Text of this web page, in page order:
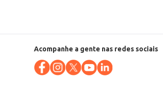
Acompanhe a gente nas redes sociais